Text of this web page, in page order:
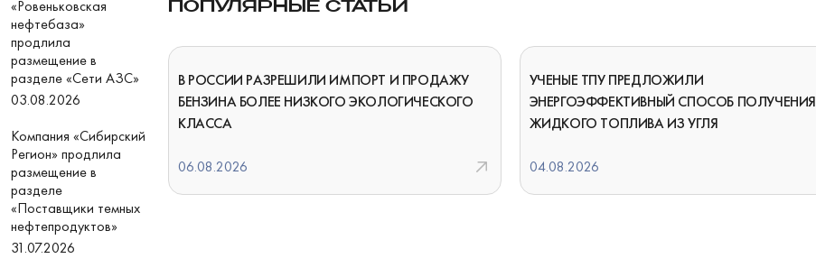
«Ровеньковская
нефтебаза»
продлила
размещение в
разделе «Сети АЗС»
03.08.2026
Компания «Сибирский
Регион» продлила
размещение в
разделе
«Поставщики темных
нефтепродуктов»
31.07.2026
ПОПУЛЯРНЫЕ СТАТЬИ
В РОССИИ РАЗРЕШИЛИ ИМПОРТ И ПРОДАЖУ
БЕНЗИНА БОЛЕЕ НИЗКОГО ЭКОЛОГИЧЕСКОГО
КЛАССА
06.08.2026
УЧЕНЫЕ ТПУ ПРЕДЛОЖИЛИ
ЭНЕРГОЭФФЕКТИВНЫЙ СПОСОБ ПОЛУЧЕНИЯ
ЖИДКОГО ТОПЛИВА ИЗ УГЛЯ
04.08.2026